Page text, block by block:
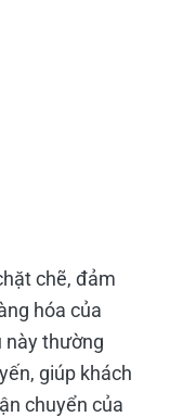
chẽ, đảm
hóa của
này thường
giúp khách
chuyển của